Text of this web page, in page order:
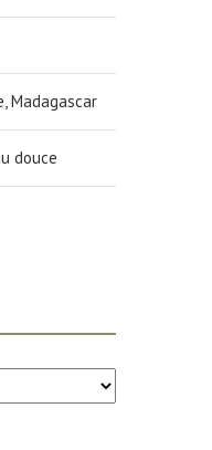
31 March 2010
Madagascar
douce